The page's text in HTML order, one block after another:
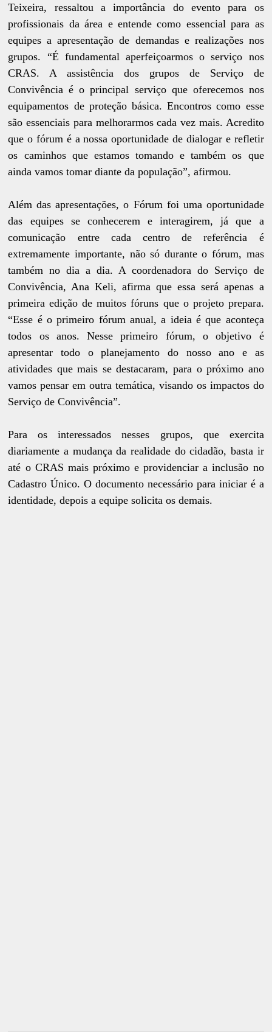
Teixeira, ressaltou a importância do evento para os
profissionais da área e entende como essencial para as
equipes a apresentação de demandas e realizações nos
grupos. “É fundamental aperfeiçoarmos o serviço nos
CRAS. A assistência dos grupos de Serviço de
Convivência é o principal serviço que oferecemos nos
equipamentos de proteção básica. Encontros como esse
são essenciais para melhorarmos cada vez mais. Acredito
que o fórum é a nossa oportunidade de dialogar e refletir
os caminhos que estamos tomando e também os que
ainda vamos tomar diante da população”, afirmou.
Além das apresentações, o Fórum foi uma oportunidade
das equipes se conhecerem e interagirem, já que a
comunicação entre cada centro de referência é
extremamente importante, não só durante o fórum, mas
também no dia a dia. A coordenadora do Serviço de
Convivência, Ana Keli, afirma que essa será apenas a
primeira edição de muitos fóruns que o projeto prepara.
“Esse é o primeiro fórum anual, a ideia é que aconteça
todos os anos. Nesse primeiro fórum, o objetivo é
apresentar todo o planejamento do nosso ano e as
atividades que mais se destacaram, para o próximo ano
vamos pensar em outra temática, visando os impactos do
Serviço de Convivência”.
Para os interessados nesses grupos, que exercita
diariamente a mudança da realidade do cidadão, basta ir
até o CRAS mais próximo e providenciar a inclusão no
Cadastro Único. O documento necessário para iniciar é a
identidade, depois a equipe solicita os demais.